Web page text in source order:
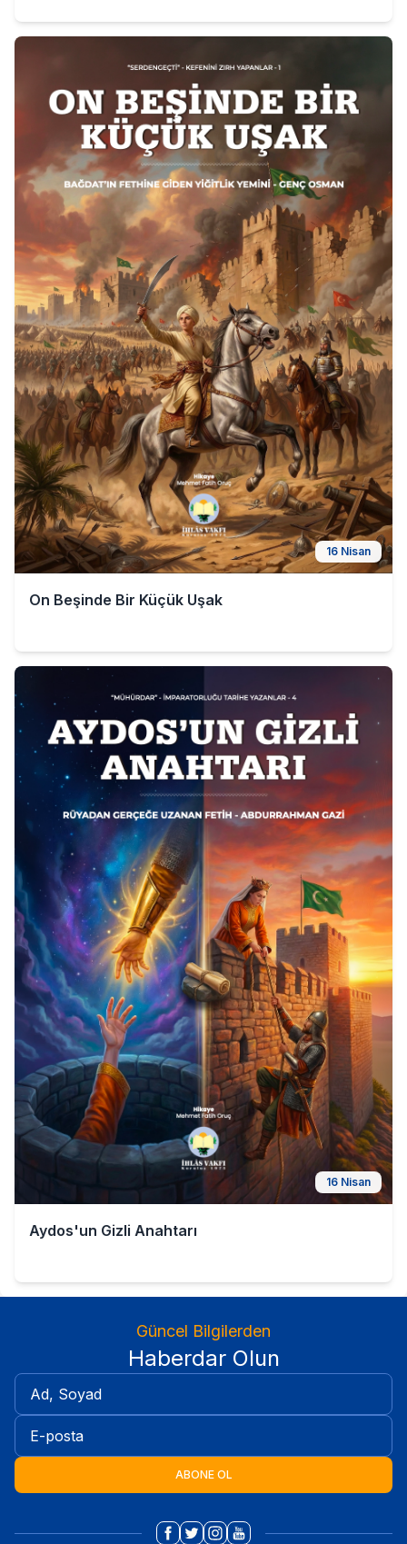
16 Nisan
On Beşinde Bir Küçük Uşak
16 Nisan
Aydos'un Gizli Anahtarı
Güncel Bilgilerden
Haberdar Olun
ABONE OL